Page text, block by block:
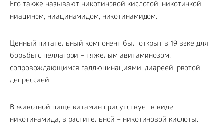
Его также называют никотиновой кислотой, никотинкой,
ниацином, ниацинамидом, никотинамидом.
Ценный питательный компонент был открыт в 19 веке для
борьбы с пеллагрой – тяжелым авитаминозом,
сопровождающимся галлюцинациями, диареей, рвотой,
депрессией.
В животной пище витамин присутствует в виде
никотинамида, в растительной – никотиновой кислоты.